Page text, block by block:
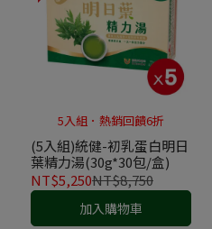
5入組．熱銷回饋6折
(5入組)統健-初乳蛋白明日
葉精力湯(30g*30包/盒)
NT$5,250NT$8,750
加入購物車